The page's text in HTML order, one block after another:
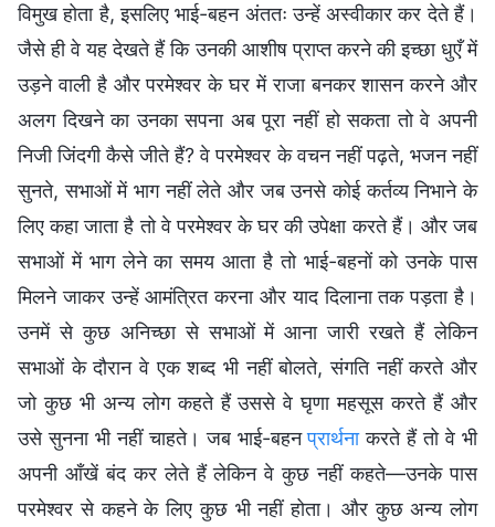
विमुख होता है, इसलिए भाई-बहन अंततः उन्हें अस्वीकार कर देते हैं।
जैसे ही वे यह देखते हैं कि उनकी आशीष प्राप्त करने की इच्छा धुएँ में
उड़ने वाली है और परमेश्वर के घर में राजा बनकर शासन करने और
अलग दिखने का उनका सपना अब पूरा नहीं हो सकता तो वे अपनी
निजी जिंदगी कैसे जीते हैं? वे परमेश्वर के वचन नहीं पढ़ते, भजन नहीं
सुनते, सभाओं में भाग नहीं लेते और जब उनसे कोई कर्तव्य निभाने के
लिए कहा जाता है तो वे परमेश्वर के घर की उपेक्षा करते हैं। और जब
सभाओं में भाग लेने का समय आता है तो भाई-बहनों को उनके पास
मिलने जाकर उन्हें आमंत्रित करना और याद दिलाना तक पड़ता है।
उनमें से कुछ अनिच्छा से सभाओं में आना जारी रखते हैं लेकिन
सभाओं के दौरान वे एक शब्द भी नहीं बोलते, संगति नहीं करते और
जो कुछ भी अन्य लोग कहते हैं उससे वे घृणा महसूस करते हैं और
उसे सुनना भी नहीं चाहते। जब भाई-बहनप्रार्थनाकरते हैं तो वे भी
अपनी आँखें बंद कर लेते हैं लेकिन वे कुछ नहीं कहते—उनके पास
परमेश्वर से कहने के लिए कुछ भी नहीं होता। और कुछ अन्य लोग